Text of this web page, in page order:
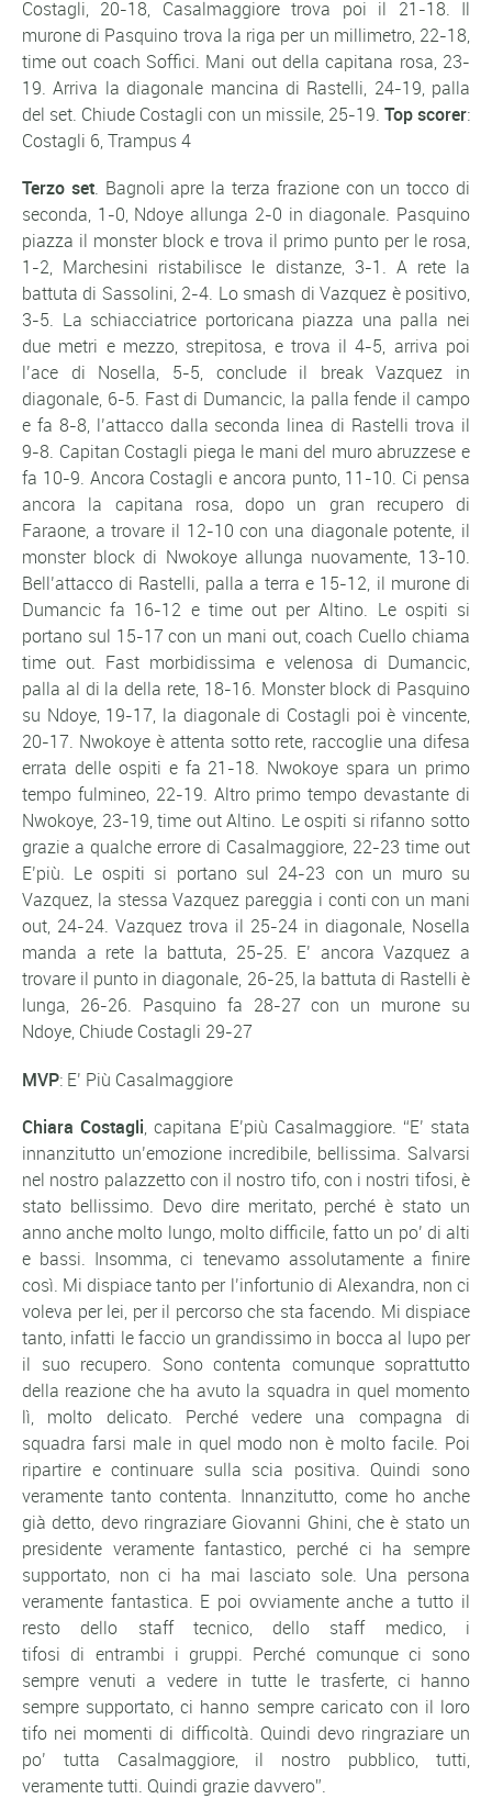
Costagli, 20-18, Casalmaggiore trova poi il 21-18. Il
murone di Pasquino trova la riga per un millimetro, 22-18,
time out coach Soffici. Mani out della capitana rosa, 23-
19. Arriva la diagonale mancina di Rastelli, 24-19, palla
del set. Chiude Costagli con un missile, 25-19. Top scorer:
Costagli 6, Trampus 4
Terzo set. Bagnoli apre la terza frazione con un tocco di
seconda, 1-0, Ndoye allunga 2-0 in diagonale. Pasquino
piazza il monster block e trova il primo punto per le rosa,
1-2, Marchesini ristabilisce le distanze, 3-1. A rete la
battuta di Sassolini, 2-4. Lo smash di Vazquez è positivo,
3-5. La schiacciatrice portoricana piazza una palla nei
due metri e mezzo, strepitosa, e trova il 4-5, arriva poi
l’ace di Nosella, 5-5, conclude il break Vazquez in
diagonale, 6-5. Fast di Dumancic, la palla fende il campo
e fa 8-8, l’attacco dalla seconda linea di Rastelli trova il
9-8. Capitan Costagli piega le mani del muro abruzzese e
fa 10-9. Ancora Costagli e ancora punto, 11-10. Ci pensa
ancora la capitana rosa, dopo un gran recupero di
Faraone, a trovare il 12-10 con una diagonale potente, il
monster block di Nwokoye allunga nuovamente, 13-10.
Bell’attacco di Rastelli, palla a terra e 15-12, il murone di
Dumancic fa 16-12 e time out per Altino. Le ospiti si
portano sul 15-17 con un mani out, coach Cuello chiama
time out. Fast morbidissima e velenosa di Dumancic,
palla al di la della rete, 18-16. Monster block di Pasquino
su Ndoye, 19-17, la diagonale di Costagli poi è vincente,
20-17. Nwokoye è attenta sotto rete, raccoglie una difesa
errata delle ospiti e fa 21-18. Nwokoye spara un primo
tempo fulmineo, 22-19. Altro primo tempo devastante di
Nwokoye, 23-19, time out Altino. Le ospiti si rifanno sotto
grazie a qualche errore di Casalmaggiore, 22-23 time out
E’più. Le ospiti si portano sul 24-23 con un muro su
Vazquez, la stessa Vazquez pareggia i conti con un mani
out, 24-24. Vazquez trova il 25-24 in diagonale, Nosella
manda a rete la battuta, 25-25. E’ ancora Vazquez a
trovare il punto in diagonale, 26-25, la battuta di Rastelli è
lunga, 26-26. Pasquino fa 28-27 con un murone su
Ndoye, Chiude Costagli 29-27
MVP: E’ Più Casalmaggiore
Chiara Costagli, capitana E’più Casalmaggiore. “E’ stata
innanzitutto un’emozione incredibile, bellissima. Salvarsi
nel nostro palazzetto con il nostro tifo, con i nostri tifosi, è
stato bellissimo. Devo dire meritato, perché è stato un
anno anche molto lungo, molto difficile, fatto un po’ di alti
e bassi. Insomma, ci tenevamo assolutamente a finire
così. Mi dispiace tanto per l’infortunio di Alexandra, non ci
voleva per lei, per il percorso che sta facendo. Mi dispiace
tanto, infatti le faccio un grandissimo in bocca al lupo per
il suo recupero. Sono contenta comunque soprattutto
della reazione che ha avuto la squadra in quel momento
lì, molto delicato. Perché vedere una compagna di
squadra farsi male in quel modo non è molto facile. Poi
ripartire e continuare sulla scia positiva. Quindi sono
veramente tanto contenta. Innanzitutto, come ho anche
già detto, devo ringraziare Giovanni Ghini, che è stato un
presidente veramente fantastico, perché ci ha sempre
supportato, non ci ha mai lasciato sole. Una persona
veramente fantastica. E poi ovviamente anche a tutto il
resto dello staff tecnico, dello staff medico, i
tifosi di entrambi i gruppi. Perché comunque ci sono
sempre venuti a vedere in tutte le trasferte, ci hanno
sempre supportato, ci hanno sempre caricato con il loro
tifo nei momenti di difficoltà. Quindi devo ringraziare un
po’ tutta Casalmaggiore, il nostro pubblico, tutti,
veramente tutti. Quindi grazie davvero”.